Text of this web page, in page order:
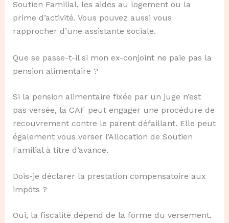
Soutien Familial, les aides au logement ou la
prime d’activité. Vous pouvez aussi vous
rapprocher d’une assistante sociale.
Que se passe-t-il si mon ex-conjoint ne paie pas la
pension alimentaire ?
Si la pension alimentaire fixée par un juge n’est
pas versée, la CAF peut engager une procédure de
recouvrement contre le parent défaillant. Elle peut
également vous verser l’Allocation de Soutien
Familial à titre d’avance.
Dois-je déclarer la prestation compensatoire aux
impôts ?
Oui, la fiscalité dépend de la forme du versement.